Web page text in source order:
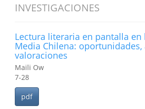
INVESTIGACIONES
Lectura literaria en pantalla en
Media Chilena: oportunidades,
valoraciones
Maili Ow
7-28
pdf